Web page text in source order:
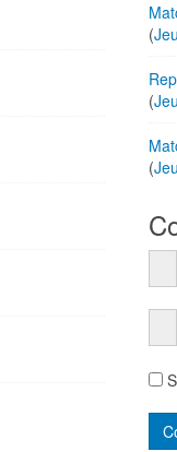
(
(
(